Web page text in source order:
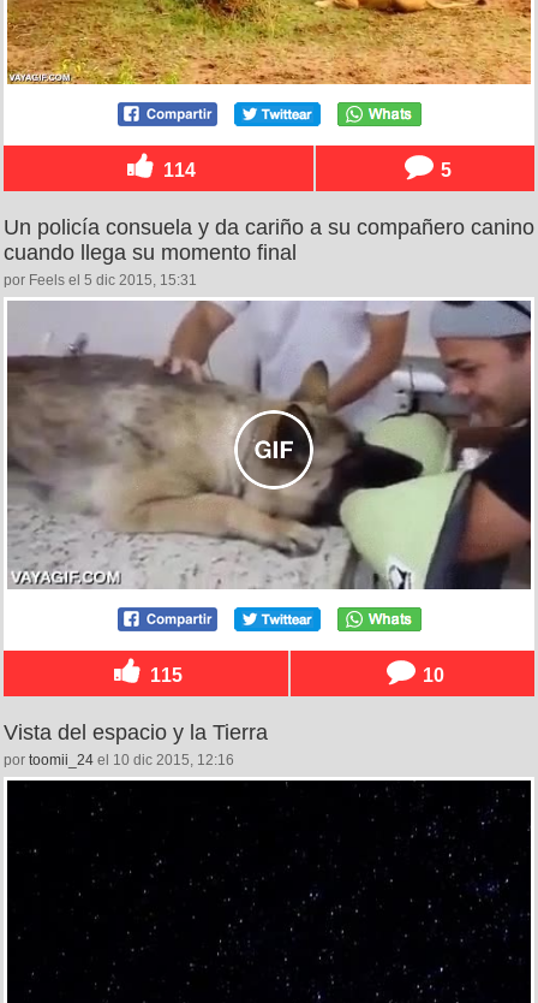
114 5
Un policía consuela y da cariño a su compañero canino
cuando llega su momento final
por Feels el 5 dic 2015, 15:31
115 10
Vista del espacio y la Tierra
por toomii_24 el 10 dic 2015, 12:16